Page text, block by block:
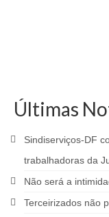
Últimas
Sindiserviços-DF
trabalhadoras da
Não será a
Terceirizados não